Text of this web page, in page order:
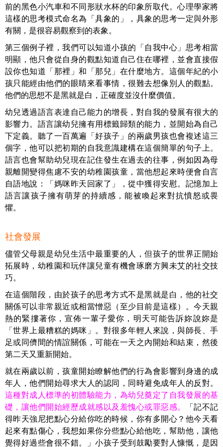
前的黑色小汽車和不同形狀水杯的印象所取代。心理學家將
這樣的思考模式命名為「具象的」，具象的思考一定與外形
有關，是很容易觀察到的表象。
第三個例子裡，我們可以知道小孩的「自我中心」思考相當
明顯，他只會從自身的觀點知道自己住在哪裡，並會直接假
設你也知道「那裡」和「那兒」在什麼地方。這個年紀的小
孩只能經由他們的眼睛來看事情，很難去想像別人的觀點。
他們的思想不是黑就是白，正確度並沒什麼價值。
幼兒透過語言表達自己能力的增長，對自我的發展有很大的
影響力。語言讓幼兒擁有用標籤歸類的能力，並開始為自己
下定義。聽了一百萬遍「好孩子」的兩歲男孩也會複述這三
個字，他可以把初期的自我意識建構在這個簡單的句子上。
語言也會幫助幼兒現在記住發生在過去的往事，例如因為母
親離開變得焦慮不安的幼稚園孩童，當他想起來時便會自言
自語地說：「媽咪昨天回家了」，從中獲得安慰。記憶加上
語言讓孩子擁有萌芽的持續感，能被喚起來對抗憤怒或畏
懼。
社會發展
儘管父母親是幼兒生活中最重要的人，但孩子的世界正開始
拓展時，幼稚園和玩伴讓兒童有機會琢磨方興未艾的社交技
巧。
在這個階段，由於孩子的思考方式不是黑就是白，他的社交
關係可以非常親近或相當憎惡（至少目前是這樣）。今天親
熱的緊摟著你，宣佈一輩子愛你，明天可能告訴妳說妳是
「世界上最糟糕的媽咪」。對很多年輕人來說，與師長、手
足或同儕間的情誼關係，可能在一天之內開始和結束，然後
第二天又重新開始。
就在兩歲以前，孩童開始瞭解他們的行為會影響到身邊的成
年人，他們開始尋求大人的認同，同時避免成年人的反對。
這種對成人標準的初體驗能力，為幼兒奠定了自我發展的基
礎，讓他們開始經歷成就感以及羞愧心或罪惡感。
「記不記
得昨天強尼把點心分給你吃的時候，你有多開心？他今天看
起來有點傷心，我想如果你分些點心給他吃，幫助他，讓他
覺得好過些會很不錯。」小孩子受到鼓勵要對人慷慨，是因